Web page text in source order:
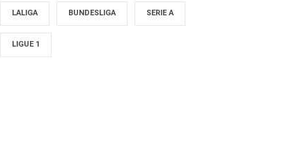
LALIGA BUNDESLIGA SERIE A
LIGUE 1